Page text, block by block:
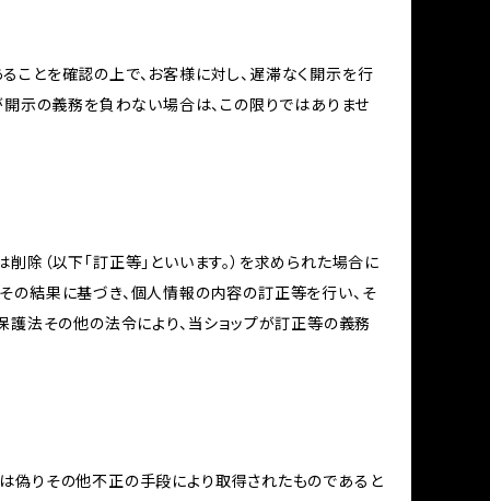
ことを確認の上で、お客様に対し、遅滞なく開示を行
開示の義務を負わない場合は、この限りではありませ
（以下「訂正等」といいます。）を求められた場合に
の結果に基づき、個人情報の内容の訂正等を行い、そ
護法その他の法令により、当ショップが訂正等の義務
偽りその他不正の手段により取得されたものであると